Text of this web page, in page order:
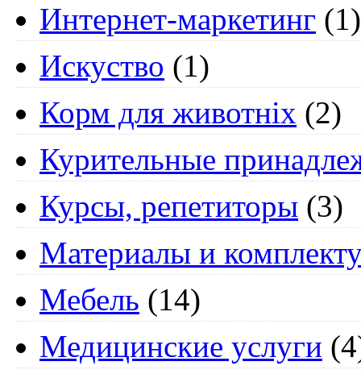
Интернет-маркетинг (1)
Искуство (1)
Корм для животніх (2)
Курительные
Курсы, репетиторы (3)
Материалы и
Мебель (14)
Медицинские услуги